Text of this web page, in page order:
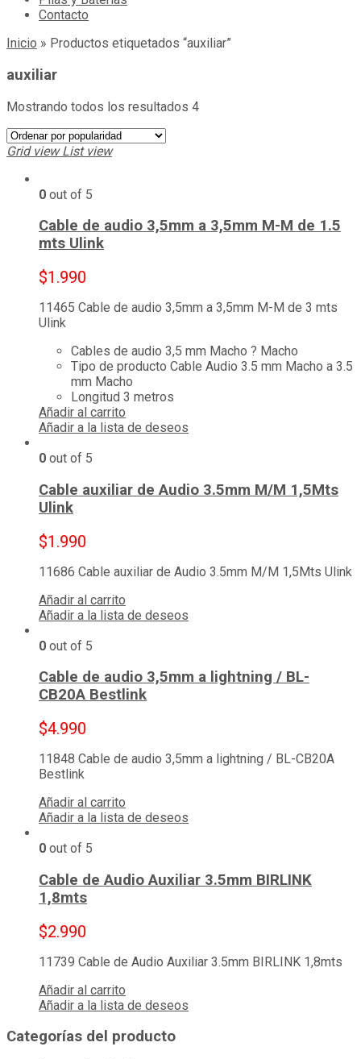
Contacto
Inicio » Productos etiquetados “auxiliar”
auxiliar
Mostrando todos los resultados 4
Grid view List view
0 out of 5
Cable de audio 3,5mm a 3,5mm M-M de 1.5
mts Ulink
$1.990
11465 Cable de audio 3,5mm a 3,5mm M-M de 3 mts
Ulink
Cables de audio 3,5 mm Macho ? Macho
Tipo de producto Cable Audio 3.5 mm Macho a 3.5
mm Macho
Longitud 3 metros
Añadir al carrito
Añadir a la lista de deseos
0 out of 5
Cable auxiliar de Audio 3.5mm M/M 1,5Mts
Ulink
$1.990
11686 Cable auxiliar de Audio 3.5mm M/M 1,5Mts Ulink
Añadir al carrito
Añadir a la lista de deseos
0 out of 5
Cable de audio 3,5mm a lightning / BL-
CB20A Bestlink
$4.990
11848 Cable de audio 3,5mm a lightning / BL-CB20A
Bestlink
Añadir al carrito
Añadir a la lista de deseos
0 out of 5
Cable de Audio Auxiliar 3.5mm BIRLINK
1,8mts
$2.990
11739 Cable de Audio Auxiliar 3.5mm BIRLINK 1,8mts
Añadir al carrito
Añadir a la lista de deseos
Categorías del producto